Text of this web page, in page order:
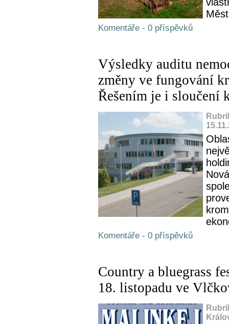
Komentáře - 0 příspěvků
Výsledky auditu
změny ve fungování
Řešením je i sloučení
Komentáře - 0 příspěvků
Country a bluegrass
18. listopadu ve